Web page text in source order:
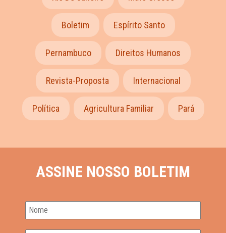
Boletim Espírito Santo
Pernambuco Direitos Humanos
Revista-Proposta Internacional
Política Agricultura Familiar Pará
ASSINE NOSSO BOLETIM